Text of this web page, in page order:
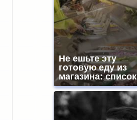
Не ешьте эту
готовую еду из
магазина: список